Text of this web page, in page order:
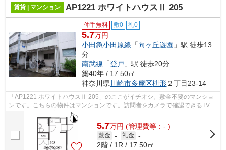
賃貸 | マンション AP1221 ホワイトハウスⅡ 205
仲手無料 敷0 礼0
5.7万円
小田急小田原線 「向ヶ丘遊園 」駅 徒歩13
分
南武線 「登戸 」駅 徒歩20分
築40年 / 17.50㎡
神奈川県 川崎市多摩区枡形２丁目23-14
「AP1221 ホワイトハウスⅡ 205」のここがイチオシ。敷金不要のマンショ
ンです。こちらの物件はマンションです。訪問者をカメラで確認できるTVイ
ンターホン設置済み。室内設備はエアコ...
5.7万円 (管理費等：- )
敷金 - 礼金 -
2階 / 1R / 17.50㎡